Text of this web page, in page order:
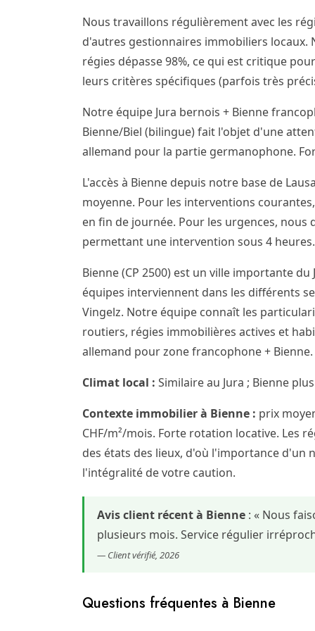
Nous travaillons régulièrement avec les
d'autres gestionnaires immobiliers locaux.
régies dépasse 98%, ce qui est critique
leurs critères spécifiques (parfois très
Notre équipe Jura bernois + Bienne
Bienne/Biel (bilingue) fait l'objet d'une
allemand pour la partie germanophone.
L'accès à Bienne depuis notre base de
moyenne. Pour les interventions
en fin de journée. Pour les urgences,
permettant une intervention sous 4 heures.
Bienne (CP 2500) est un ville importante
équipes interviennent dans les différents
Vingelz. Notre équipe connaît les
routiers, régies immobilières actives et
allemand pour zone francophone + Bienne.
Climat local : Similaire au Jura ; Bienne
Contexte immobilier à Bienne : prix
CHF/m²/mois. Forte rotation locative. Les
des états des lieux, d'où l'importance
l'intégralité de votre caution.
Avis client récent à Bienne : « Nous
plusieurs mois. Service régulier
— Client vérifié, 2026
Questions fréquentes à Bienne